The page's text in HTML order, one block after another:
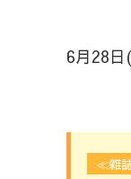
6月28
≪雑